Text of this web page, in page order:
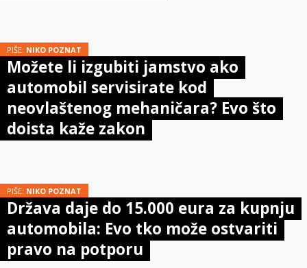
PIŠE: NIKO POZNAT
Možete li izgubiti jamstvo ako
automobil servisirate kod
neovlaštenog mehaničara? Evo što
doista kaže zakon
PIŠE: NIKO POZNAT
Država daje do 15.000 eura za kupnju
automobila: Evo tko može ostvariti
pravo na potporu